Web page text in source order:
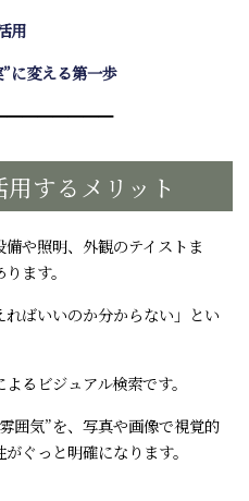
用
に変える第一歩
するメリット
や照明、外観のテイストま
ます。
ばいいのか分からない」とい
るビジュアル検索です。
囲気”を、写真や画像で視覚的
ぐっと明確になります。